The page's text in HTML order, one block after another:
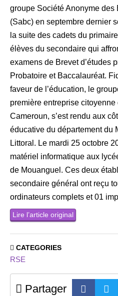
groupe Société Anonyme des
(Sabc) en septembre dernier
la suite des cadets du
élèves du secondaire qui
examens de Brevet d’études
Probatoire et Baccalauréat.
faveur de l’éducation, le
première entreprise
Cameroun, s’est rendu aux
éducative du département du
Littoral. Le mardi 25 octobre
matériel informatique aux
de Mouanguel. Ces deux
secondaire général ont reçu
ordinateurs complets et 01
Lire l’article original
CATEGORIES
RSE
Partager